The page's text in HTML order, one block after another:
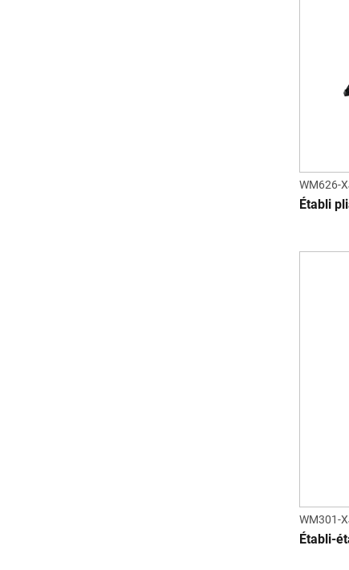
WM626-
Établi
WM301-
Établi-